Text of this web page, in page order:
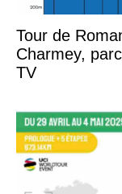
Tour de
Charmey,
TV